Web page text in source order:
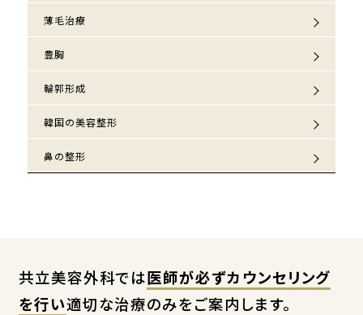
薄毛治療
豊胸
輪郭形成
韓国の美容整形
鼻の整形
共立美容外科では医師が必ずカウンセリング
を行い適切な治療のみをご案内します。